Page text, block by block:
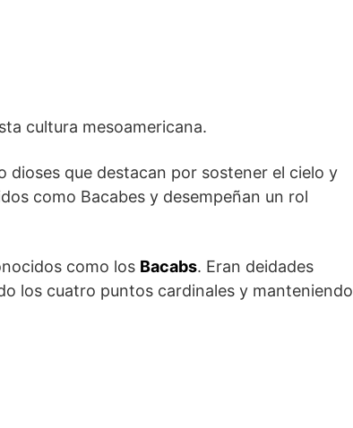
cultura mesoamericana.
dioses ‍que destacan por sostener el cielo y
como Bacabes y desempeñan un⁤ rol
como los Bacabs. Eran deidades
los cuatro puntos cardinales y manteniendo